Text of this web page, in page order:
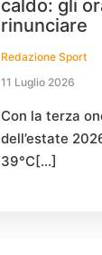
caldo: gli
rinunciare
Redazione Sport
11 Luglio 2026
Con la terza
dell’estate
39°C[…]